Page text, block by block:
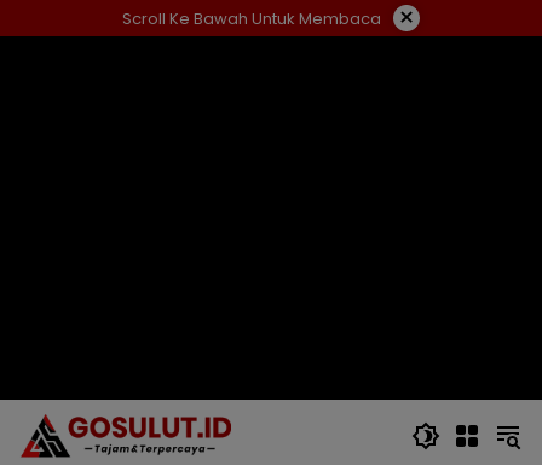
ke
Scroll Ke Bawah Untuk Membaca ×